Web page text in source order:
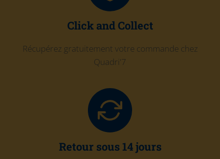
Click and Collect
Récupérez gratuitement votre commande chez
Quadri'7
Retour sous 14 jours